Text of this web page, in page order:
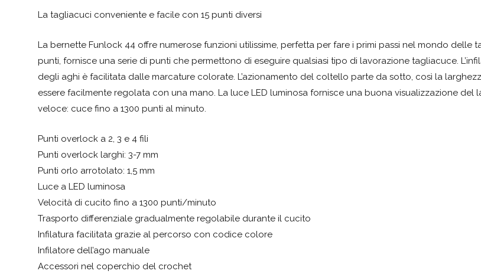
La tagliacuci conveniente e facile con 15 punti diversi
La bernette Funlock 44 offre numerose funzioni utilissime, perfetta per fare i primi passi nel mondo delle
punti, fornisce una serie di punti che permettono di eseguire qualsiasi tipo di lavorazione tagliacuce.
degli aghi è facilitata dalle marcature colorate. L’azionamento del coltello parte da sotto, così la
essere facilmente regolata con una mano. La luce LED luminosa fornisce una buona visualizzazione del
veloce: cuce fino a 1300 punti al minuto.
Punti overlock a 2, 3 e 4 fili
Punti overlock larghi: 3-7 mm
Punti orlo arrotolato: 1,5 mm
Luce a LED luminosa
Velocità di cucito fino a 1300 punti/minuto
Trasporto differenziale gradualmente regolabile durante il cucito
Infilatura facilitata grazie al percorso con codice colore
Infilatore dell’ago manuale
Accessori nel coperchio del crochet